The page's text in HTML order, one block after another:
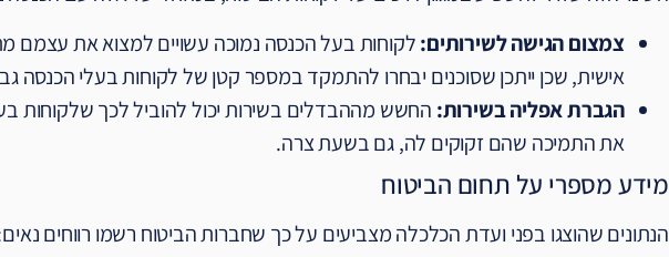
צמצום הגישה לשירותים:לקוחות בעל הכנסה נמוכה עשויים למצוא את עצמם
אישית, שכן ייתכן שסוכנים יבחרו להתמקד במספר קטן של לקוחות בעלי הכנסה
הגברת אפליה בשירות: החשש מההבדלים בשירות יכול להוביל לכך שלקוחות
את התמיכה שהם זקוקים לה, גם בשעת צרה.
מידע מספרי על תחום הביטוח
הנתונים שהוצגו בפני ועדת הכלכלה מצביעים על כך שחברות הביטוח רשמו רווחים